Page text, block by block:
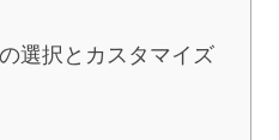
選択とカスタマイズ